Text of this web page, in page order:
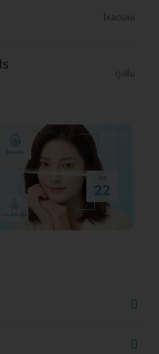
โหลดเลย
ดูเพิ่ม